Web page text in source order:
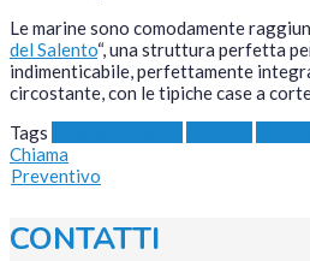
Le marine sono comodamente
del Salento“, una struttura perfetta
indimenticabile, perfettamente
circostante, con le tipiche case a
Tags
Chiama
Preventivo
CONTATTI